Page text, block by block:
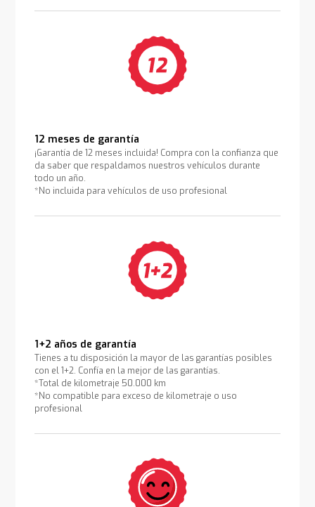
12 meses de garantía
¡Garantía de 12 meses incluida! Compra con la confianza que
da saber que respaldamos nuestros vehículos durante
todo un año.
*No incluida para vehículos de uso profesional
1+2 años de garantía
Tienes a tu disposición la mayor de las garantías posibles
con el 1+2. Confía en la mejor de las garantías.
*Total de kilometraje 50.000 km
*No compatible para exceso de kilometraje o uso
profesional